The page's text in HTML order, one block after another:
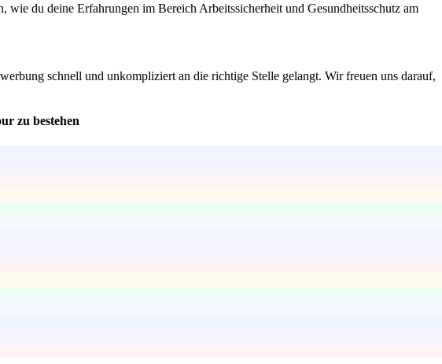
du deine Erfahrungen im Bereich Arbeitssicherheit und Gesundheitsschutz am
schnell und unkompliziert an die richtige Stelle gelangt. Wir freuen uns darauf,
zu bestehen